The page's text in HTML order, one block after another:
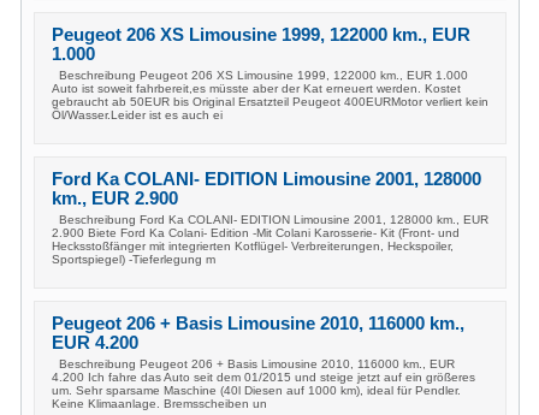
Peugeot 206 XS Limousine 1999, 122000 km., EUR
1.000
Beschreibung Peugeot 206 XS Limousine 1999, 122000 km., EUR 1.000
Auto ist soweit fahrbereit,es müsste aber der Kat erneuert werden. Kostet
gebraucht ab 50EUR bis Original Ersatzteil Peugeot 400EURMotor verliert kein
Öl/Wasser.Leider ist es auch ei
Ford Ka COLANI- EDITION Limousine 2001, 128000
km., EUR 2.900
Beschreibung Ford Ka COLANI- EDITION Limousine 2001, 128000 km., EUR
2.900 Biete Ford Ka Colani- Edition -Mit Colani Karosserie- Kit (Front- und
Hecksstoßfänger mit integrierten Kotflügel- Verbreiterungen, Heckspoiler,
Sportspiegel) -Tieferlegung m
Peugeot 206 + Basis Limousine 2010, 116000 km.,
EUR 4.200
Beschreibung Peugeot 206 + Basis Limousine 2010, 116000 km., EUR
4.200 Ich fahre das Auto seit dem 01/2015 und steige jetzt auf ein größeres
um. Sehr sparsame Maschine (40l Diesen auf 1000 km), ideal für Pendler.
Keine Klimaanlage. Bremsscheiben un